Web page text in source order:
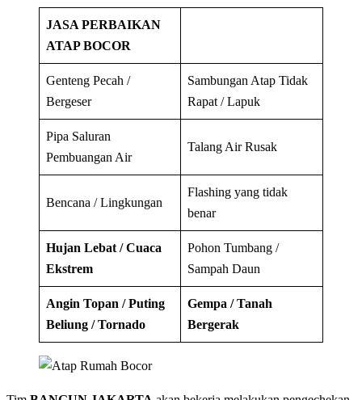
JASA PERBAIKAN
ATAP BOCOR
Genteng Pecah /
Bergeser
Sambungan Atap Tidak
Rapat / Lapuk
Pipa Saluran
Pembuangan Air
Talang Air Rusak
Bencana / Lingkungan
Flashing yang tidak
benar
Hujan Lebat / Cuaca
Ekstrem
Pohon Tumbang /
Sampah Daun
Angin Topan / Puting
Beliung / Tornado
Gempa / Tanah
Bergerak